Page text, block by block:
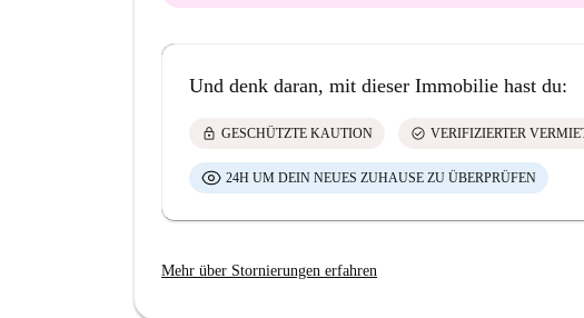
Und denk daran, mit dieser Immobilie hast du:
lock GESCHÜTZTE KAUTION check_circle VERIFIZIERTER
24H UM DEIN NEUES ZUHAUSE ZU ÜBERPRÜFEN
Mehr über Stornierungen erfahren